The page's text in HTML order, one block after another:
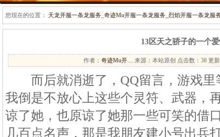
您现在的位置： 天龙开服一条龙服务_奇迹Mu开服一条龙服务_烈焰开服一条龙服
13区天之骄子的一个
作者： 奇迹Mu开… 来源：本站原创 点击数： 38 更
而后就消逝了，QQ留言，游戏里
我倒是不放心上这些个灵符、武器，
谅了她，也原谅了她那一些可笑的借
几百点名声，那是我朋友建小号出兵